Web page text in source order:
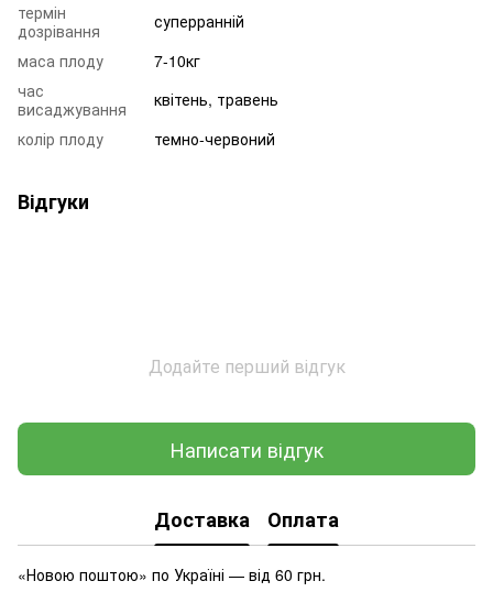
термін
дозрівання
суперранній
маса плоду
7-10кг
час
висаджування
квітень, травень
колір плоду
темно-червоний
Відгуки
Додайте перший відгук
Написати відгук
Доставка Оплата
«Новою поштою» по Україні — від 60 грн.